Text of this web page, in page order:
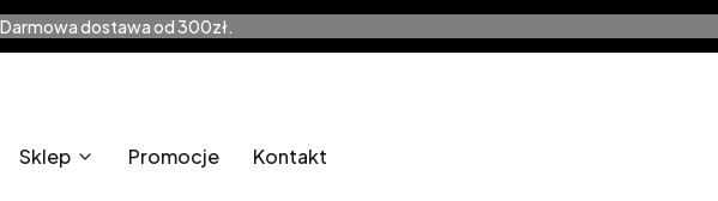
Darmowa dostawa od 300zł.
Sklep Promocje Kontakt